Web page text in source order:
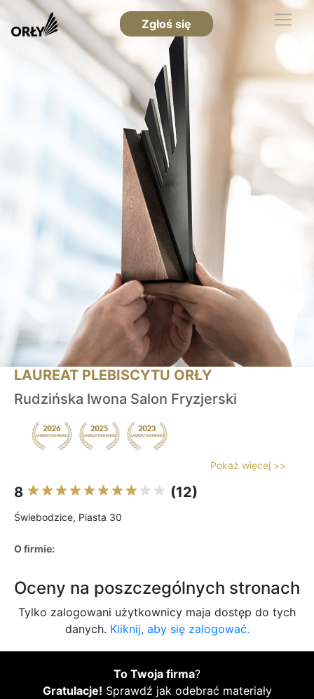
Zgłoś się
LAUREAT PLEBISCYTU ORŁY
Rudzińska Iwona Salon Fryzjerski
Pokaż więcej >>
8 (12)
Świebodzice, Piasta 30
O firmie:
Oceny na poszczególnych stronach
Tylko zalogowani użytkownicy maja dostęp do tych
danych. Kliknij, aby się zalogować.
To Twoja firma?
Gratulacje! Sprawdź jak odebrać materiały